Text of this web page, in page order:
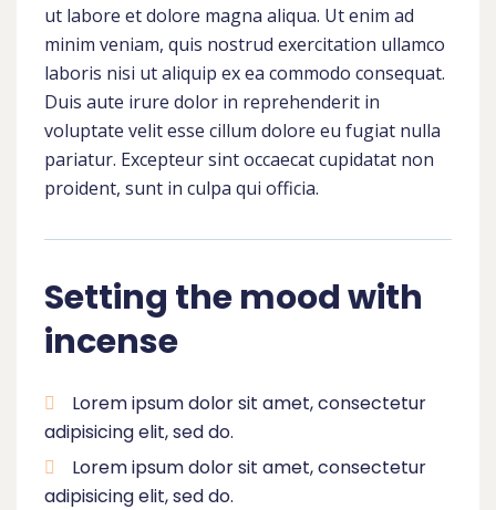
ut labore et dolore magna aliqua. Ut enim ad
minim veniam, quis nostrud exercitation ullamco
laboris nisi ut aliquip ex ea commodo consequat.
Duis aute irure dolor in reprehenderit in
voluptate velit esse cillum dolore eu fugiat nulla
pariatur. Excepteur sint occaecat cupidatat non
proident, sunt in culpa qui officia.
Setting the mood with
incense
Lorem ipsum dolor sit amet, consectetur
adipisicing elit, sed do.
Lorem ipsum dolor sit amet, consectetur
adipisicing elit, sed do.